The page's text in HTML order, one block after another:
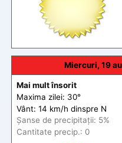
Miercuri, 19
Mai mult însorit
Maxima zilei: 30°
Vânt: 14 km/h dinspre N
Șanse de precipitații: 5%
Cantitate precip.: 0